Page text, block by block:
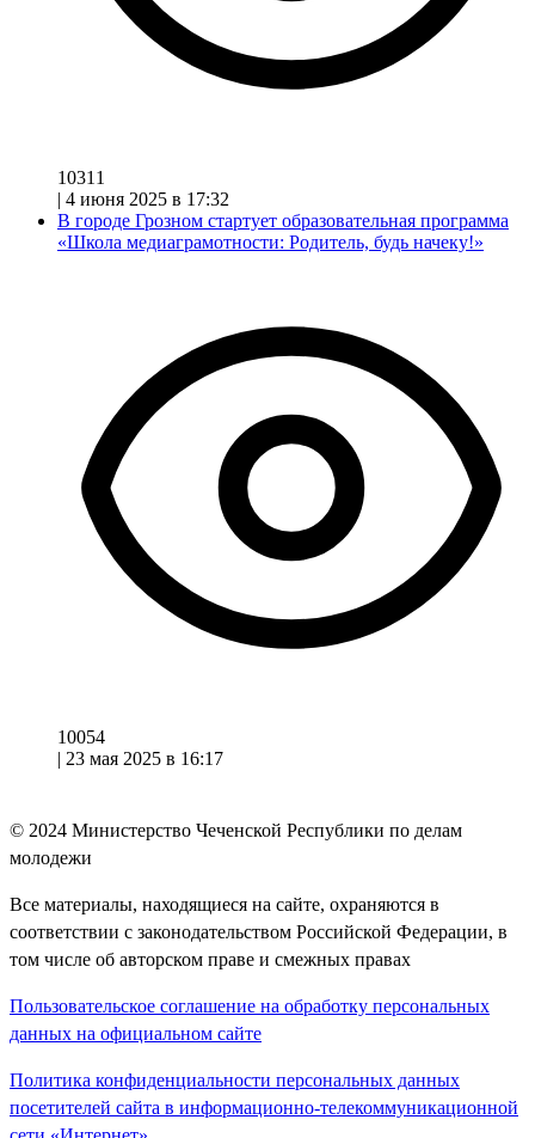
10311
| 4 июня 2025 в 17:32
В городе Грозном стартует образовательная программа
«Школа медиаграмотности: Родитель, будь начеку!»
10054
| 23 мая 2025 в 16:17
© 2024 Министерство Чеченской Республики по делам
молодежи
Все материалы, находящиеся на сайте, охраняются в
соответствии с законодательством Российской Федерации, в
том числе об авторском праве и смежных правах
Пользовательское соглашение на обработку персональных
данных на официальном сайте
Политика конфиденциальности персональных данных
посетителей сайта в информационно-телекоммуникационной